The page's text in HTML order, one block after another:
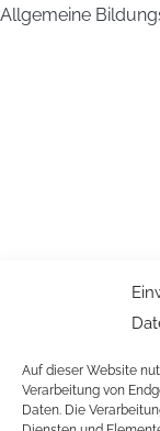
Auf dieser Website
Verarbeitung von
Daten. Die
Allgemeine